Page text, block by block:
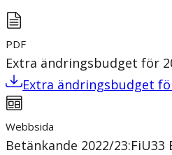
PDF
Extra ändringsbudget för
Extra ändringsbudget
Webbsida
Betänkande 2022/